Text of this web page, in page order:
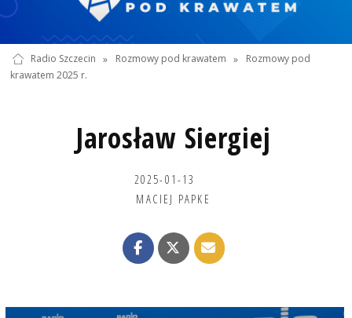
Radio Szczecin » Rozmowy pod krawatem »
Rozmowy pod
krawatem 2025 r.
Jarosław Siergiej
2025-01-13
MACIEJ PAPKE